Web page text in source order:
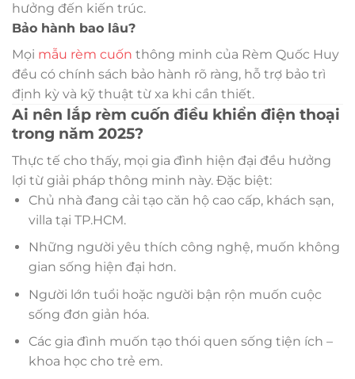
hưởng đến kiến trúc.
Bảo hành bao lâu?
Mọi mẫu rèm cuốn thông minh của Rèm Quốc Huy
đều có chính sách bảo hành rõ ràng, hỗ trợ bảo trì
định kỳ và kỹ thuật từ xa khi cần thiết.
Ai nên lắp rèm cuốn điều khiển điện thoại
trong năm 2025?
Thực tế cho thấy, mọi gia đình hiện đại đều hưởng
lợi từ giải pháp thông minh này. Đặc biệt:
Chủ nhà đang cải tạo căn hộ cao cấp, khách sạn,
villa tại TP.HCM.
Những người yêu thích công nghệ, muốn không
gian sống hiện đại hơn.
Người lớn tuổi hoặc người bận rộn muốn cuộc
sống đơn giản hóa.
Các gia đình muốn tạo thói quen sống tiện ích –
khoa học cho trẻ em.